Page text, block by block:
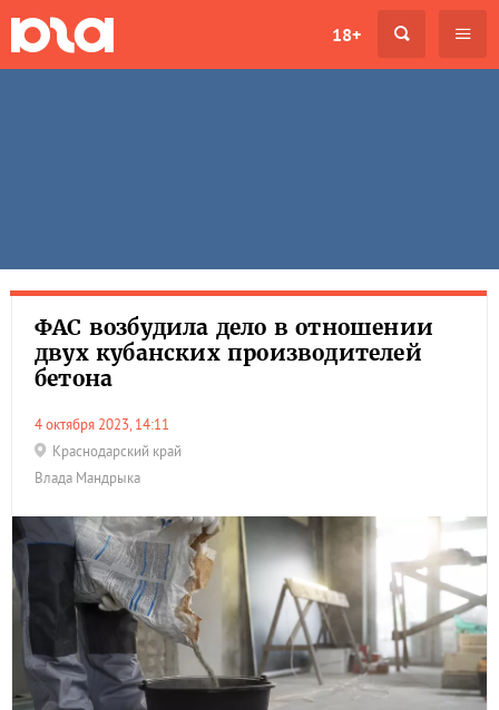
18+
ФАС возбудила дело в отношении
двух кубанских производителей
бетона
4 октября 2023, 14:11
Краснодарский край
Влада Мандрыка